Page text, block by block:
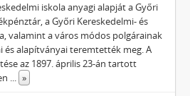
iskola anyagi alapját a Győri
a Győri Kereskedelmi- és
valamint a város módos polgárainak
és alapítványai teremtették meg. A
az 1897. április 23-án tartott
... »